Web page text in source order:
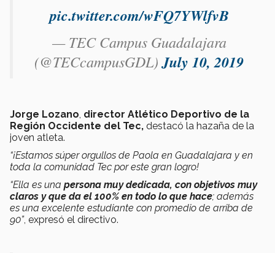
pic.twitter.com/wFQ7YWlfvB
— TEC Campus Guadalajara
(@TECcampusGDL)July 10, 2019
Jorge Lozano director Atlético Deportivo de la
Región Occidente del Tec, destacó la hazaña de la
joven atleta.
“¡Estamos súper orgullos de Paola en Guadalajara y en
toda la comunidad Tec por este gran logro!
“Ella es una persona muy dedicada, con objetivos muy
claros y que da el 100% en todo lo que hace; además
es una excelente estudiante con promedio de arriba de
90”, expresó el directivo.